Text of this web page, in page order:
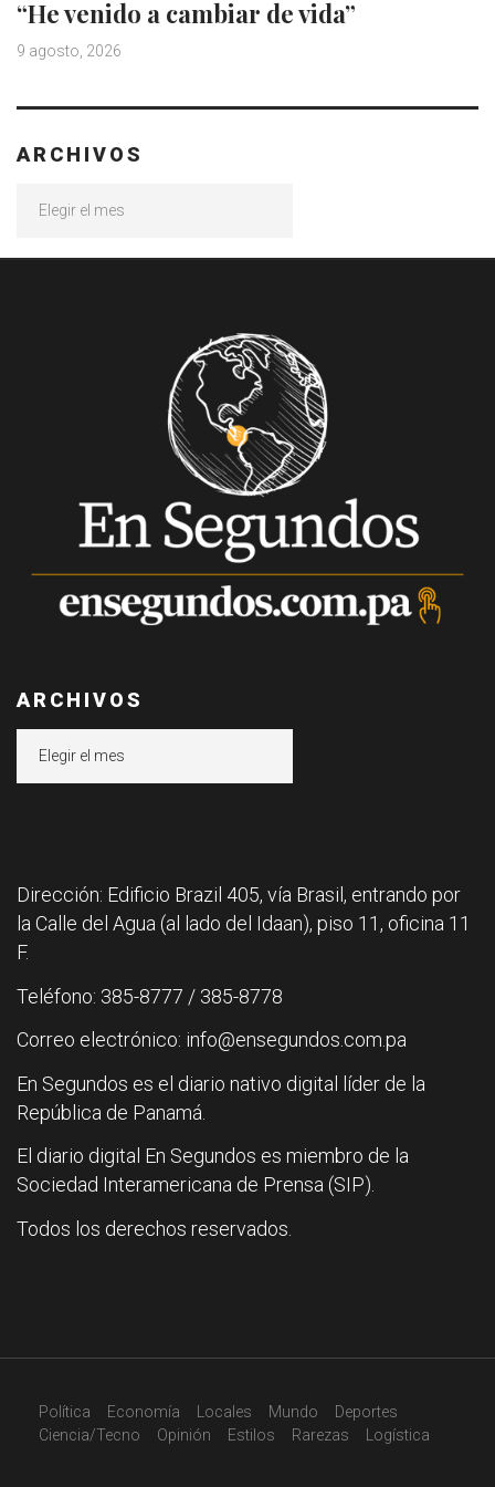
“He venido a cambiar de vida”
9 agosto, 2026
ARCHIVOS
ARCHIVOS
Dirección: Edificio Brazil 405, vía Brasil, entrando por
la Calle del Agua (al lado del Idaan), piso 11, oficina 11
F.
Teléfono: 385-8777 / 385-8778
Correo electrónico: info@ensegundos.com.pa
En Segundos es el diario nativo digital líder de la
República de Panamá.
El diario digital En Segundos es miembro de la
Sociedad Interamericana de Prensa (SIP).
Todos los derechos reservados.
Política Economía Locales Mundo
Deportes
Ciencia/Tecno
Opinión Estilos Rarezas Logística